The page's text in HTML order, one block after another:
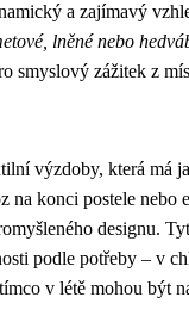
a zajímavý
lněné nebo
smyslový zážitek z
výzdoby, která má
na konci postele nebo
designu.
podle potřeby – v
v létě mohou být